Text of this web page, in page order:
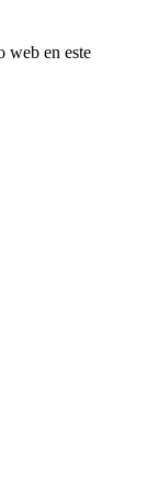
web en este